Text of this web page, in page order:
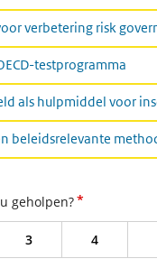
verbetering risk
testprogramma
als hulpmiddel voor
beleidsrelevante
geholpen?*
3 4